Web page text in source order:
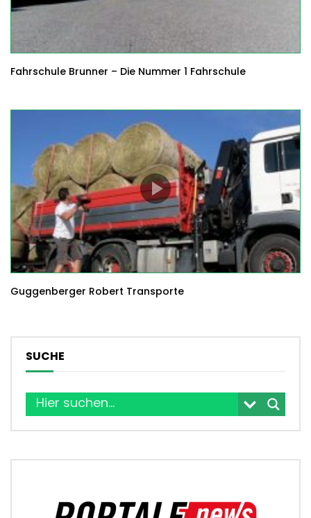
Fahrschule Brunner – Die Nummer 1 Fahrschule
Guggenberger Robert Transporte
SUCHE